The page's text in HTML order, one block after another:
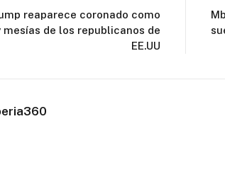
reaparece coronado como
de los republicanos de
EE.UU